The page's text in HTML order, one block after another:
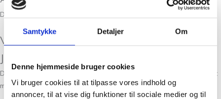
Samtykke Detaljer Om
Denne hjemmeside bruger cookies
Vi bruger cookies til at tilpasse vores indhold og
annoncer, til at vise dig funktioner til sociale medier og til
Der er endnu ikke nogle anmeldelser.
Vær den første til at anmelde “Isager
Jensen Yarn 23S – 100g”
Din e-mailadresse vil ikke blive publiceret.
Krævede felter er markeret
med *